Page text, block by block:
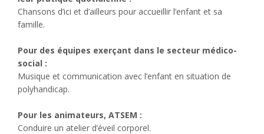
Chansons d’ici et d’ailleurs pour accueillir l’enfant et sa
famille.
Pour des équipes exerçant dans le secteur médico-
social :
Musique et communication avec l’enfant en situation de
polyhandicap.
Pour les animateurs, ATSEM :
Conduire un atelier d’éveil corporel.